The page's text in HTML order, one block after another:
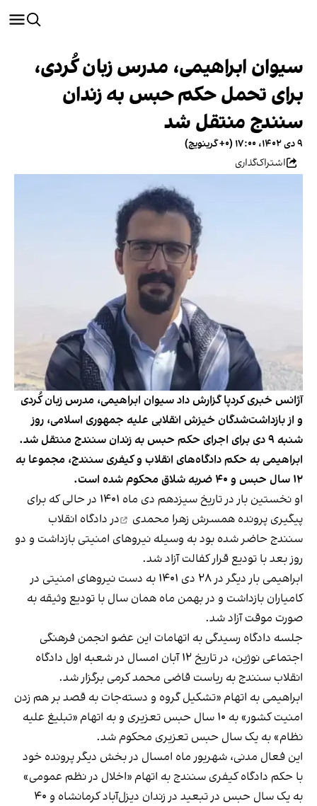
سیوان ابراهیمی، مدرس زبان کُردی،
برای تحمل حکم حبس به زندان
سنندج منتقل شد
۹ دی ۱۴۰۲، ۱۷:۰۰ (‎+۰ گرینویچ)
اشتراک‌گذاری
آژانس خبری کردپا گزارش داد سیوان ابراهیمی، مدرس زبان کُردی
و از بازداشت‌شدگان خیزش انقلابی علیه جمهوری اسلامی، روز
شنبه ۹ دی‌ برای اجرای حکم حبس به زندان سنندج منتقل شد.
ابراهیمی به حکم دادگاه‌های انقلاب و کیفری سنندج، مجموعا به
۱۲ سال حبس و ٤٠ ضربه شلاق محکوم شده است.
او نخستین بار در تاریخ سیزدهم دی‌ ماه ١٤٠١ در حالی که برای
پیگیری پرونده همسرش زهرا محمدی
در دادگاه انقلاب
سنندج حاضر شده بود به وسیله نیروهای امنیتی بازداشت و دو
روز بعد با تودیع قرار کفالت آزاد شد.
ابراهیمی بار دیگر در ۲۸ دی‌ ۱۴۰۱ به دست نیروهای امنیتی در
کامیاران بازداشت و در بهمن‌ ماه همان سال با تودیع وثیقه به
صورت موقت آزاد شد.
جلسه دادگاه رسیدگی به اتهامات این عضو انجمن فرهنگی
اجتماعی نوژین، در تاریخ ۱۲ آبان‌ امسال در شعبه اول دادگاه
انقلاب سنندج به ریاست قاضی محمد کرمی برگزار شد.
ابراهیمی به اتهام «تشکیل گروه و دسته‌جات به قصد بر هم زدن
امنیت کشور» به ١٠ سال حبس تعزیری و به اتهام «تبلیغ علیه
نظام» به یک سال حبس تعزیری محکوم شد.
این فعال مدنی، شهریور ماه امسال در بخش دیگر پرونده خود
با حکم دادگاه کیفری سنندج به اتهام «اخلال در نظم عمومی»
به یک سال حبس در تبعید در زندان دیزل‌آباد کرمانشاه و ۴۰